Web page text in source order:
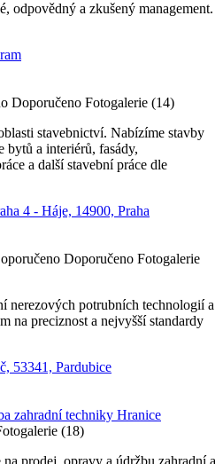
odpovědný a zkušený management.
Doporučeno Fotogalerie (14)
stavebnictví. Nabízíme stavby
bytů a interiérů, fasády,
a další stavební práce dle
4 - Háje, 14900, Praha
Doporučeno Fotogalerie
nerezových potrubních technologií a
na preciznost a nejvyšší standardy
53341, Pardubice
zahradní techniky Hranice
(18)
na prodej, opravy a údržbu zahradní a